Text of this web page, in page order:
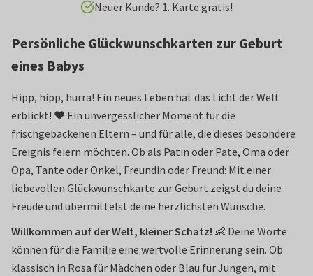
Vor 15 Uhr bestellt: heute verschickt!*
Persönliche Glückwunschkarten zur Geburt
eines Babys
Hipp, hipp, hurra! Ein neues Leben hat das Licht der Welt
erblickt! ❤️ Ein unvergesslicher Moment für die
frischgebackenen Eltern – und für alle, die dieses besondere
Ereignis feiern möchten. Ob als Patin oder Pate, Oma oder
Opa, Tante oder Onkel, Freundin oder Freund: Mit einer
liebevollen Glückwunschkarte zur Geburt zeigst du deine
Freude und übermittelst deine herzlichsten Wünsche.
Willkommen auf der Welt, kleiner Schatz! 👶 Deine Worte
können für die Familie eine wertvolle Erinnerung sein. Ob
klassisch in Rosa für Mädchen oder Blau für Jungen, mit